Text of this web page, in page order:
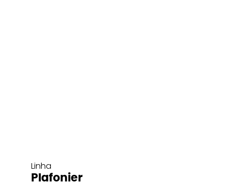
Linha
Plafonier